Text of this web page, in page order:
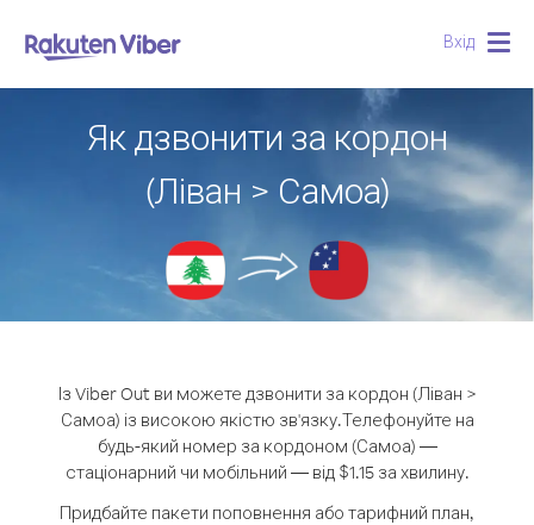
Вхід
Як дзвонити за кордон
(Ліван > Самоа)
Із Viber Out ви можете дзвонити за кордон (Ліван >
Самоа) із високою якістю зв'язку.Телефонуйте на
будь-який номер за кордоном (Самоа) —
стаціонарний чи мобільний — від $1.15 за хвилину.
Придбайте пакети поповнення або тарифний план,